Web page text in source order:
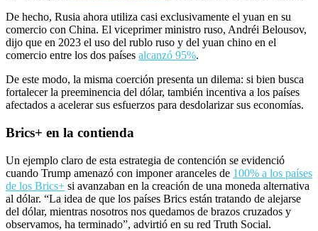
De hecho, Rusia ahora utiliza casi exclusivamente el yuan en su
comercio con China. El viceprimer ministro ruso, Andréi Belousov,
dijo que en 2023 el uso del rublo ruso y del yuan chino en el
comercio entre los dos países alcanzó 95%.
De este modo, la misma coerción presenta un dilema: si bien busca
fortalecer la preeminencia del dólar, también incentiva a los países
afectados a acelerar sus esfuerzos para desdolarizar sus economías.
Brics+ en la contienda
Un ejemplo claro de esta estrategia de contención se evidenció
cuando Trump amenazó con imponer aranceles de 100% a los países
de los Brics+ si avanzaban en la creación de una moneda alternativa
al dólar. “La idea de que los países Brics están tratando de alejarse
del dólar, mientras nosotros nos quedamos de brazos cruzados y
observamos, ha terminado”, advirtió en su red Truth Social.